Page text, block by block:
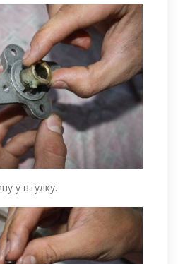
у втулку.